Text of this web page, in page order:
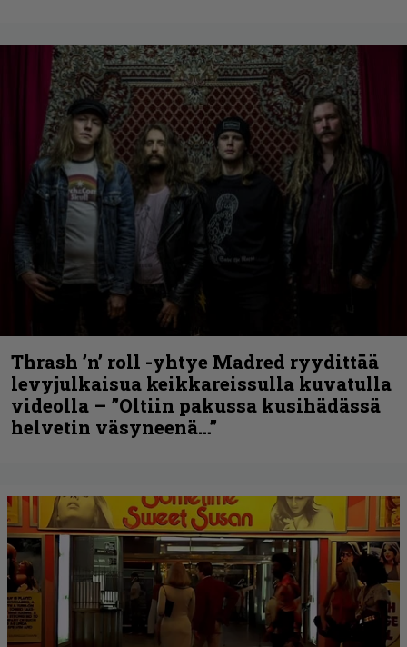
Thrash ’n’ roll -yhtye Madred ryydittää
levyjulkaisua keikkareissulla kuvatulla
videolla – ”Oltiin pakussa kusihädässä
helvetin väsyneenä…”